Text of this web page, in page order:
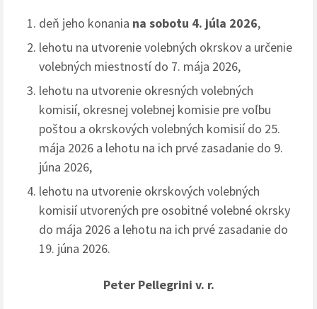
deň jeho konania na sobotu 4. júla 2026,
lehotu na utvorenie volebných okrskov a určenie
volebných miestností do 7. mája 2026,
lehotu na utvorenie okresných volebných
komisií, okresnej volebnej komisie pre voľbu
poštou a okrskových volebných komisií do 25.
mája 2026 a lehotu na ich prvé zasadanie do 9.
júna 2026,
lehotu na utvorenie okrskových volebných
komisií utvorených pre osobitné volebné okrsky
do mája 2026 a lehotu na ich prvé zasadanie do
19. júna 2026.
Peter Pellegrini v. r.